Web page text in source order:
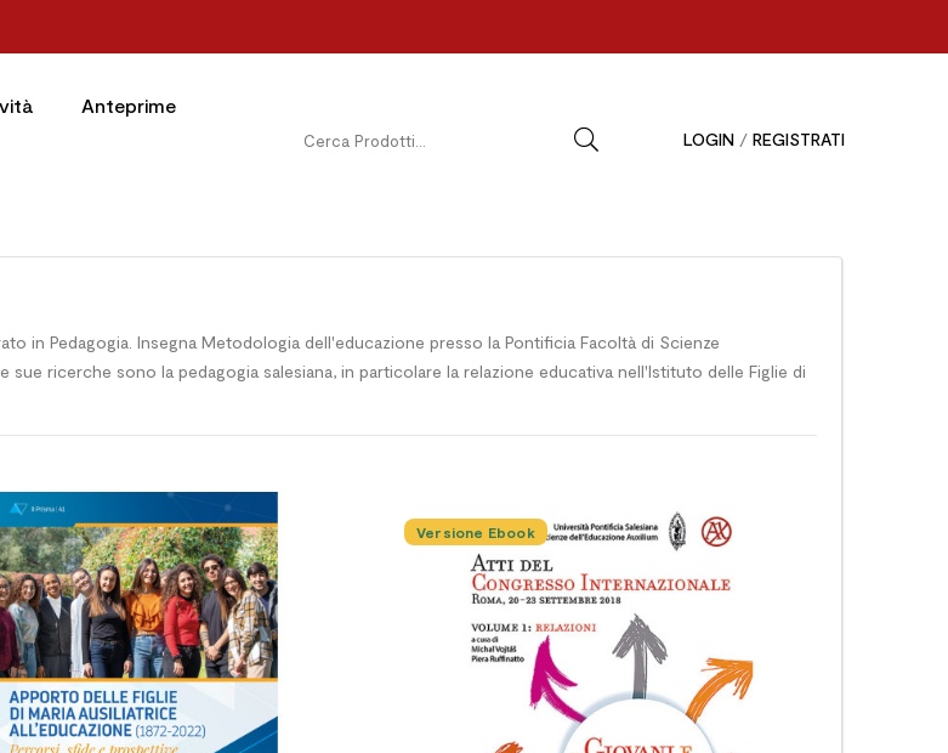
Anteprime
LOGIN / REGISTRATI
in Pedagogia. Insegna Metodologia dell'educazione presso la Pontificia Facoltà di Scienze
sue ricerche sono la pedagogia salesiana, in particolare la relazione educativa nell'Istituto delle Figlie di
Versione Ebook